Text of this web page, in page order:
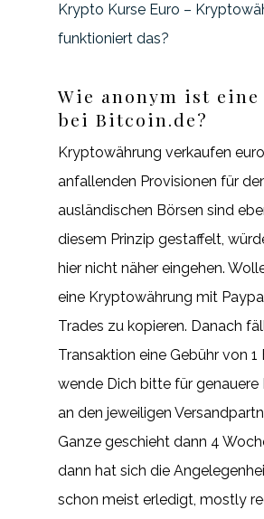
Krypto Kurse Euro –
funktioniert das?
Wie anonym ist eine
bei Bitcoin.de?
Kryptowährung verkaufen
anfallenden Provisionen für
ausländischen Börsen sind
diesem Prinzip gestaffelt,
hier nicht näher eingehen.
eine Kryptowährung mit
Trades zu kopieren. Danach
Transaktion eine Gebühr von 1
wende Dich bitte für genauere
an den jeweiligen
Ganze geschieht dann 4
dann hat sich die
schon meist erledigt, mostly